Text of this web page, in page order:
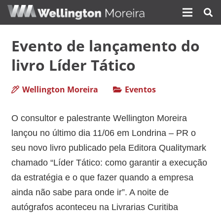
Evento de lançamento do
livro Líder Tático
Wellington Moreira Eventos
O consultor e palestrante Wellington Moreira
lançou no último dia 11/06 em Londrina – PR o
seu novo livro publicado pela Editora Qualitymark
chamado “Líder Tático: como garantir a execução
da estratégia e o que fazer quando a empresa
ainda não sabe para onde ir”. A noite de
autógrafos aconteceu na Livrarias Curitiba